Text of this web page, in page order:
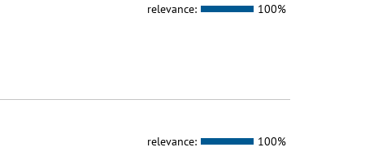
relevance: 100%
relevance: 100%